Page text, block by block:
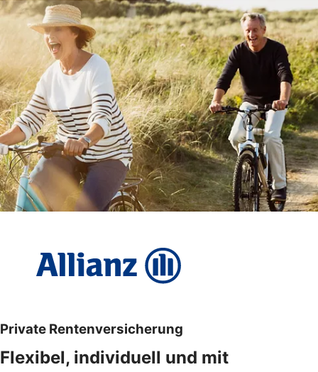
Private Rentenversicherung
Flexibel, individuell und mit